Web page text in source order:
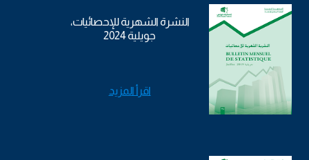
النشرة الشهرية للإحصائيات،
جويلية 2024
اقرأ المزيد